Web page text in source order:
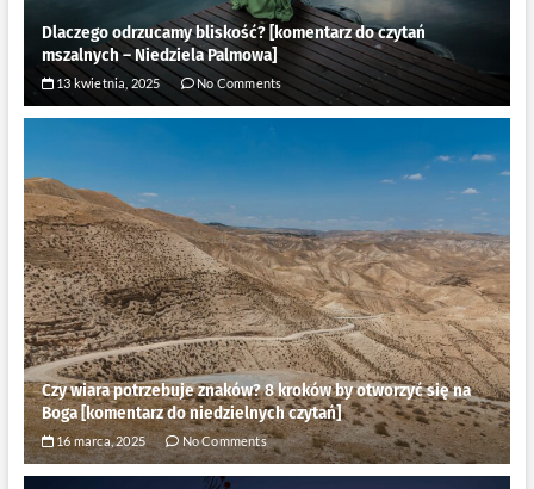
Dlaczego odrzucamy bliskość? [komentarz do czytań
mszalnych – Niedziela Palmowa]
13 kwietnia, 2025 No Comments
Czy wiara potrzebuje znaków? 8 kroków by otworzyć się na
Boga [komentarz do niedzielnych czytań]
16 marca, 2025 No Comments